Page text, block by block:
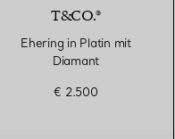
T&CO.®
Ehering in Platin mit
Diamant
€ 2.500